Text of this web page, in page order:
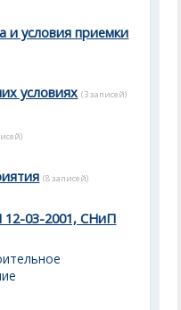
и условия приемки
условиях (3 записей)
(8 записей)
12-03-2001, СНиП